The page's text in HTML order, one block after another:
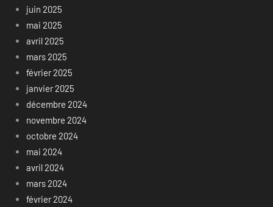
juin 2025
mai 2025
avril 2025
mars 2025
février 2025
janvier 2025
décembre 2024
novembre 2024
octobre 2024
mai 2024
avril 2024
mars 2024
février 2024